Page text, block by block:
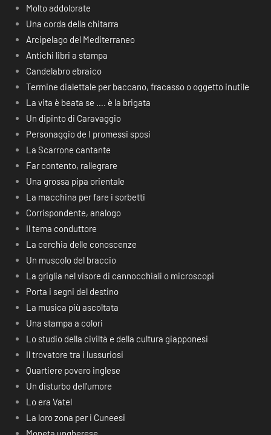
Molto addolorate
Una corda della chitarra
Arcipelago del Mediterraneo
Antichi libri a stampa
Candelabro ebraico
Termine dialettale per baccano, fracasso o oggetto inutile
La vita è beata se …. è la brigata
Un dipinto di Caravaggio
Personaggio de I promessi sposi
La Scarrone cantante
Far contento, rallegrare
Una grossa pipa orientale
La macchina per fare i sorbetti
Corrispondente, analogo
Il tema conduttore
La cerchia delle conoscenze
Un muscolo del braccio
La griglia nel visore di cannocchiali o microscopi
Porta i segni del destino
La musica più ascoltata
Una stampa a colori
Lo studio della civiltà e della cultura giapponesi
Il trovatore tra i lussuriosi
Quartiere povero inglese
Un disturbo dell’umore
Lo era Vatel
La loro zona per i Cuneesi